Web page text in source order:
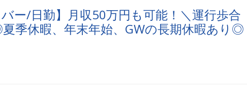
ー/日勤】月収50万円も可能！＼運行歩合
季休暇、年末年始、GWの長期休暇あり◎